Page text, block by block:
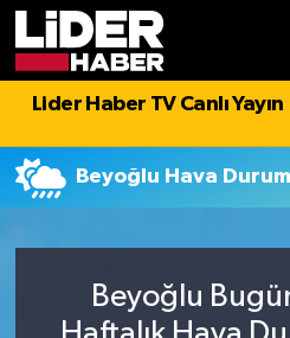
Lider Haber TV Canlı Yayın
Beyoğlu Hava
Beyoğlu
Politika
Asayiş
Magazin
Hava Durumu
İstanbul Namaz
Süper Lig Puan Durumu